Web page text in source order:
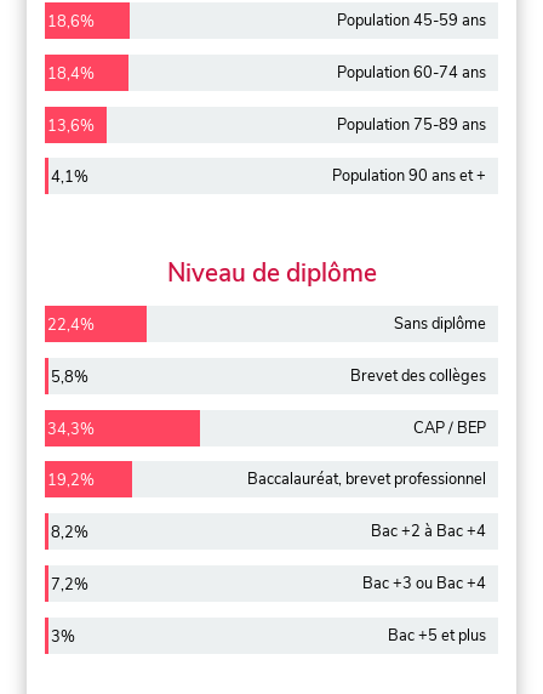
18,6% Population 45-59 ans
18,4% Population 60-74 ans
13,6% Population 75-89 ans
4,1% Population 90 ans et +
Niveau de diplôme
22,4% Sans diplôme
5,8% Brevet des collèges
34,3% CAP / BEP
19,2% Baccalauréat, brevet professionnel
8,2% Bac +2 à Bac +4
7,2% Bac +3 ou Bac +4
3% Bac +5 et plus